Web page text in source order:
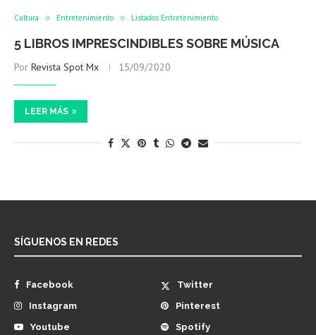
Cultura Entretenimiento Listados Entretenimiento
5 LIBROS IMPRESCINDIBLES SOBRE MÚSICA
Por Revista Spot Mx 15/09/2020
LEER MÁS
SÍGUENOS EN REDES
Facebook
Twitter
Instagram
Pinterest
Youtube
Spotify